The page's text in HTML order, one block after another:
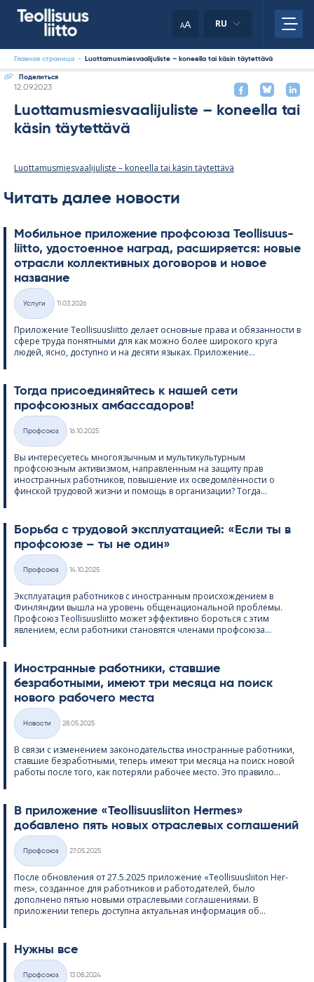
AA RU
Главная страница - Luottamusmiesvaalijuliste – koneella tai käsin täytettävä
Поделиться
Kirjoitettu
12.09.2023
Luottamusmiesvaalijuliste – koneella tai
käsin täytettävä
Luottamusmiesvaalijuliste – koneella tai käsin täytettävä
Читать далее новости
Мобильное приложение профсоюза Teol­li­suus­
liitto, удостоенное наград, расширяется: новые
отрасли коллективных договоров и новое
название
Категории
Услуги
11.03.2026
Приложение Teol­li­suus­liitto делает основные права и обязанности в
сфере труда понятными для как можно более широкого круга
людей, ясно, доступно и на десяти языках. Приложение...
Тогда присоединяйтесь к нашей сети
профсоюзных амбассадоров!
Категории
Профсоюз
16.10.2025
Вы интересуетесь многоязычным и мультикультурным
профсоюзным активизмом, направленным на защиту прав
иностранных работников, повышение их осведомлённости о
финской трудовой жизни и помощь в организации? Тогда...
Борьба с трудовой эксплуатацией: «Если ты в
профсоюзе – ты не один»
Категории
Профсоюз
14.10.2025
Эксплуатация работников с иностранным происхождением в
Финляндии вышла на уровень общенациональной проблемы.
Профсоюз Teol­li­suus­liitto может эффективно бороться с этим
явлением, если работники становятся членами профсоюза...
Иностранные работники, ставшие
безработными, имеют три месяца на поиск
нового рабочего места
Категории
Hовости
28.05.2025
В связи с изменением законодательства иностранные работники,
ставшие безработными, теперь имеют три месяца на поиск новой
работы после того, как потеряли рабочее место. Это правило...
В приложение «Teol­li­suus­lii­ton Her­mes»
добавлено пять новых отраслевых соглашений
Категории
Профсоюз
27.05.2025
После обновления от 27.5.2025 приложение «Teol­li­suus­lii­ton Her­
mes», созданное для работников и работодателей, было
дополнено пятью новыми отраслевыми соглашениями. В
приложении теперь доступна актуальная информация об...
Нужны все
Профсоюз
13.08.2024